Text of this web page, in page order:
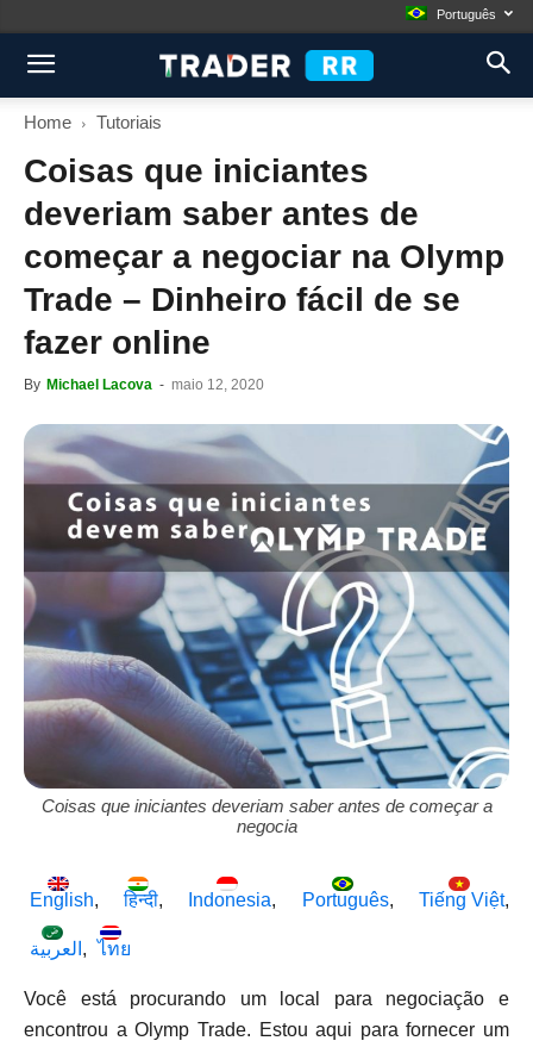
Português
Home Tutoriais
Coisas que iniciantes
deveriam saber antes de
começar a negociar na Olymp
Trade – Dinheiro fácil de se
fazer online
By Michael Lacova - maio 12, 2020
Coisas que iniciantes deveriam saber antes de começar a
negocia
English हिन्दी Indonesia Português Tiếng Việt
العربية ไทย
Você está procurando um local para negociação e
encontrou a Olymp Trade. Estou aqui para fornecer um